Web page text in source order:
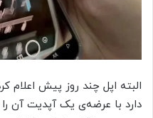
البته اپل چند روز پیش
دارد با عرضه‌ی یک آپدیت آن